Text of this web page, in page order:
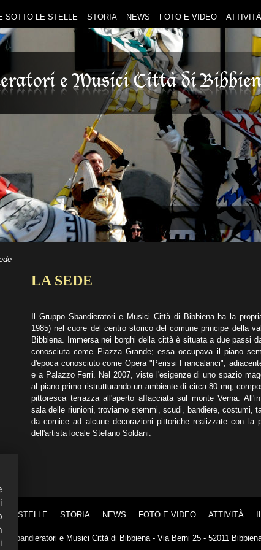
SOTTO LE STELLE STORIA NEWS FOTO E VIDEO ATTIVITÀ
LA SEDE
Il Gruppo Sbandieratori e Musici Città di Bibbiena ha la
1985) nel cuore del centro storico del comune principe della
Bibbiena. Immersa nei borghi della città è situata a due passi
conosciuta come Piazza Grande; essa occupava il piano
d'epoca conosciuto come Opera "Perissi Francalanci",
e a Palazzo Ferri. Nel 2007, viste l'esigenze di uno spazio
al piano primo ristrutturando un ambiente di circa 80 mq,
pittoresca terrazza all'aperto affacciata sul monte Verna.
sala delle riunioni, troviamo stemmi, scudi, bandiere, costumi,
da cornice ad alcune decorazioni pittoriche realizzate con la
dell'artista locale Stefano Soldani.
LE STELLE STORIA NEWS FOTO E VIDEO ATTIVITÀ
Sbandieratori e Musici Città di Bibbiena - Via Berni 25 - 52011